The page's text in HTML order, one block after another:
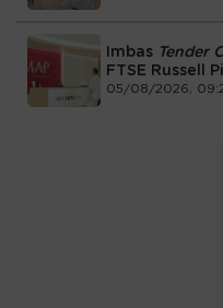
Imbas Tender
FTSE Russell
05/08/2026,